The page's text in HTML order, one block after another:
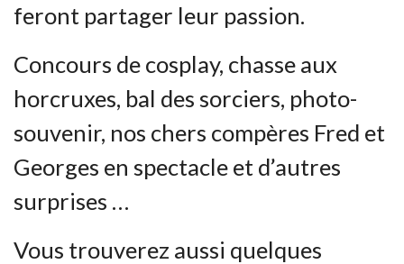
feront partager leur passion.
Concours de cosplay, chasse aux
horcruxes, bal des sorciers, photo-
souvenir, nos chers compères Fred et
Georges en spectacle et d’autres
surprises …
Vous trouverez aussi quelques